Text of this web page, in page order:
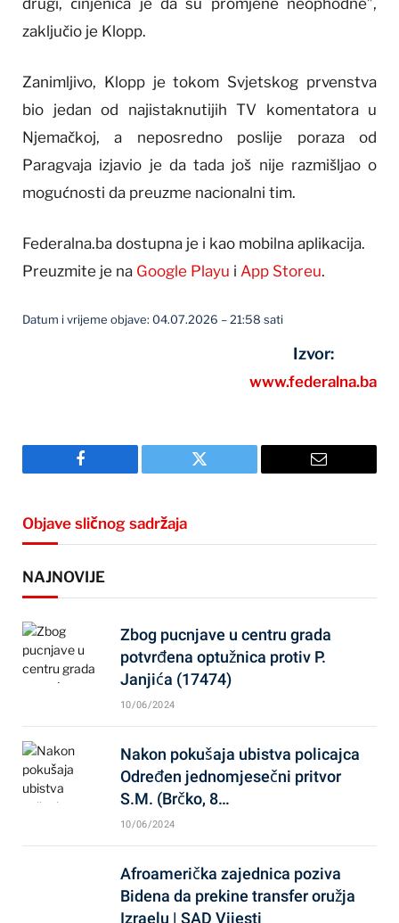
zaključio je Klopp.
Zanimljivo, Klopp je tokom Svjetskog prvenstva
bio jedan od najistaknutijih TV komentatora u
Njemačkoj, a neposredno poslije poraza od
Paragvaja izjavio je da tada još nije razmišljao o
mogućnosti da preuzme nacionalni tim.
Federalna.ba dostupna je i kao mobilna aplikacija.
Preuzmite je na Google Playu i App Storeu.
Datum i vrijeme objave: 04.07.2026 – 21:58 sati
Izvor:
www.federalna.ba
Facebook Twitter Email
Objave sličnog sadržaja
NAJNOVIJE
Zbog pucnjave u centru grada
potvrđena optužnica protiv P.
Janjića (17474)
10/06/2024
Nakon pokušaja ubistva policajca
Određen jednomjesečni pritvor
S.M. (Brčko, 8…
10/06/2024
Afroamerička zajednica poziva
Bidena da prekine transfer oružja
Izraelu | SAD Vijesti